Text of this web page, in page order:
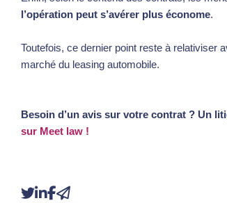
l’opération peut s’avérer plus économe.
Toutefois, ce dernier point reste à relativiser
marché du leasing automobile.
Besoin d’un avis sur votre contrat ? Un
sur Meet law !